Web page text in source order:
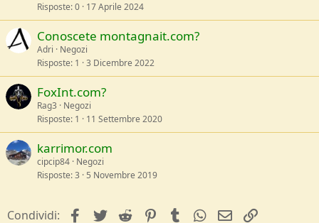
Risposte 0 17 Aprile 2024
Conoscete montagnait.com?
Adri
Negozi
Risposte 1 3 Dicembre 2022
FoxInt.com?
Rag3
Negozi
Risposte 1 11 Settembre 2020
karrimor.com
cipcip84 Negozi
Risposte 3 5 Novembre 2019
Condividi: facebookTwitterReddit PinterestTumblrWhatsApp
e-mail